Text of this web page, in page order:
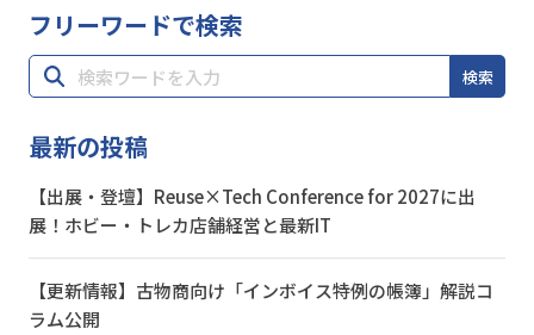
フリーワードで検索
検索
最新の投稿
【出展・登壇】Reuse×Tech Conference for 2027に出
展！ホビー・トレカ店舗経営と最新IT
【更新情報】古物商向け「インボイス特例の帳簿」解説コ
ラム公開